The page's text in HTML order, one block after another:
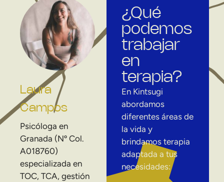
Laura
Campos
Psicóloga en
Granada (Nº Col.
A018760)
especializada en
TOC, TCA, gestión
¿Qué
podemos
trabajar
en
terapia?
En Kintsugi
abordamos
diferentes áreas de
la vida y
brindamos terapia
adaptada a tus
necesidades: